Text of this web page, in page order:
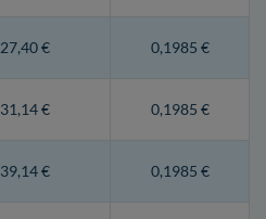
27,40 € 0,1985 €
31,14 € 0,1985 €
39,14 € 0,1985 €